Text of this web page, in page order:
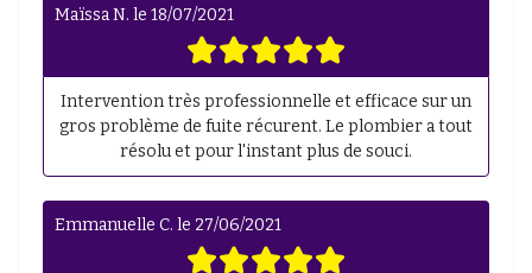
Maïssa N. le 18/07/2021
Intervention très professionnelle et efficace sur un
gros problème de fuite récurent. Le plombier a tout
résolu et pour l'instant plus de souci.
Emmanuelle C. le 27/06/2021